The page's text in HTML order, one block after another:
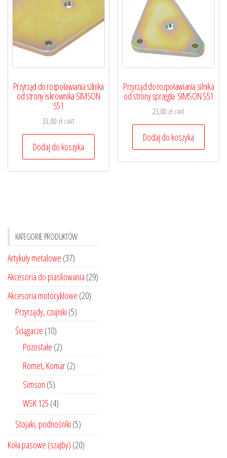
Przyrząd do rozpoławiania silnika
od strony iskrownika SIMSON
S51
33,00 zł z VAT
Dodaj do koszyka
Przyrząd do rozpoławiania silnika
od strony sprzęgła SIMSON S51
23,00 zł z VAT
Dodaj do koszyka
KATEGORIE PRODUKTÓW
Artykuły metalowe (37)
Akcesoria do piaskowania (29)
Akcesoria motocyklowe (20)
Przyrządy, czujniki (5)
Ściągacze (10)
Pozostałe (2)
Romet, Komar(2)
Simson (5)
WSK 125 (4)
Stojaki, podnośniki (5)
Koła pasowe (szajby) (20)